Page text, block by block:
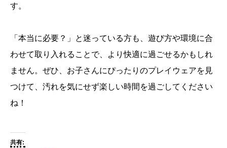
す。
「本当に必要？」と迷っている方も、遊び方や環境に合
わせて取り入れることで、より快適に過ごせるかもしれ
ません。ぜひ、お子さんにぴったりのプレイウェアを見
つけて、汚れを気にせず楽しい時間を過ごしてください
ね！
共有: